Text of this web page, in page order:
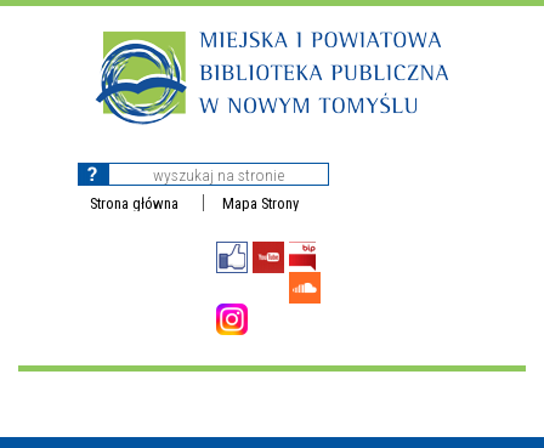
Strona główna Mapa Strony